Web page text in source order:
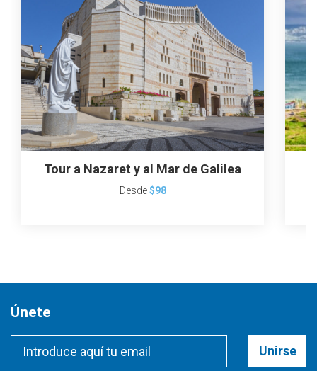
Tour a Nazaret y al Mar de Galilea
Desde$98
Únete
Unirse